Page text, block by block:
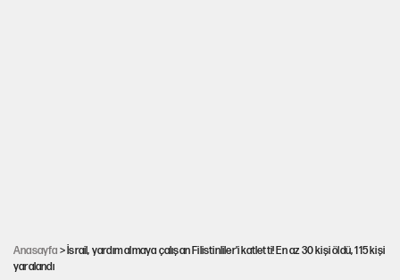
Anasayfa > İsrail, yardım almaya çalışan Filistinliler'i katletti! En az 30 kişi öldü, 115 kişi
yaralandı